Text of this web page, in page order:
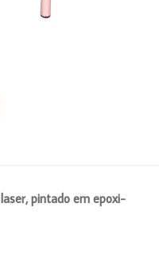
pintado em epoxi-